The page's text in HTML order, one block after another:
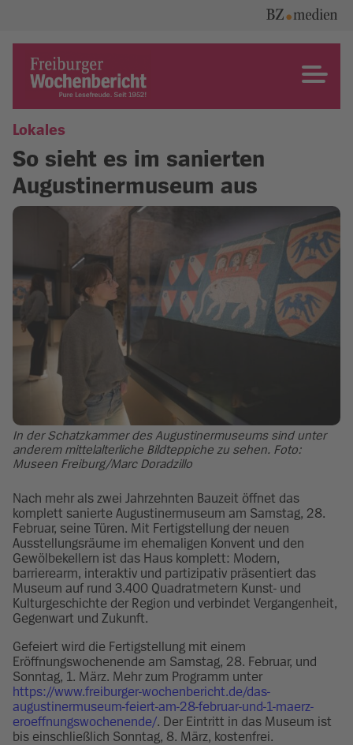
content
Freiburger Wochenbericht
Lokales
So sieht es im sanierten
Augustinermuseum aus
In der Schatzkammer des Augustinermuseums sind unter
anderem mittelalterliche Bildteppiche zu sehen. Foto:
Museen Freiburg/Marc Doradzillo
Nach mehr als zwei Jahrzehnten Bauzeit öffnet das
komplett sanierte Augustinermuseum am Samstag, 28.
Februar, seine Türen. Mit Fertigstellung der neuen
Ausstellungsräume im ehemaligen Konvent und den
Gewölbekellern ist das Haus komplett: Modern,
barrierearm, interaktiv und partizipativ präsentiert das
Museum auf rund 3.400 Quadratmetern Kunst- und
Kulturgeschichte der Region und verbindet Vergangenheit,
Gegenwart und Zukunft.
Gefeiert wird die Fertigstellung mit einem
Eröffnungswochenende am Samstag, 28. Februar, und
Sonntag, 1. März. Mehr zum Programm unter
https://www.freiburger-wochenbericht.de/das-
augustinermuseum-feiert-am-28-februar-und-1-maerz-
eroeffnungswochenende/. Der Eintritt in das Museum ist
bis einschließlich Sonntag, 8. März, kostenfrei.